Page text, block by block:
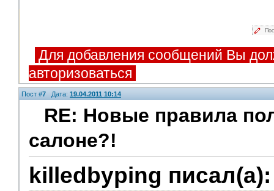
Для добавления сообщений Вы
авторизоваться
Пост #7 Дата: 19.04.2011 10:14
RE: Новые правила
салоне?!
killedbyping писал(а):